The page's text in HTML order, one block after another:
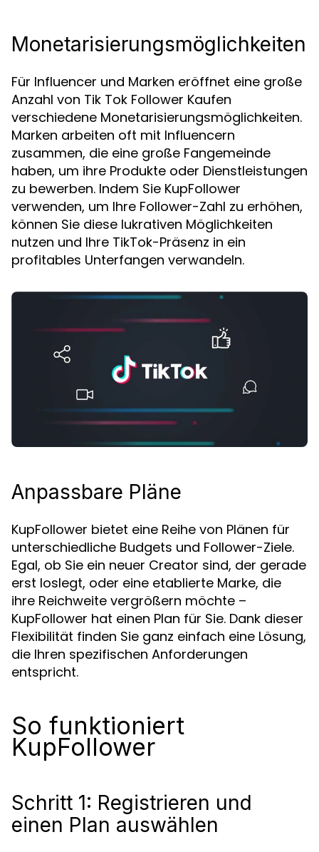
Monetarisierungsmöglichkeiten
Für Influencer und Marken eröffnet eine große
Anzahl von Tik Tok Follower Kaufen
verschiedene Monetarisierungsmöglichkeiten.
Marken arbeiten oft mit Influencern
zusammen, die eine große Fangemeinde
haben, um ihre Produkte oder Dienstleistungen
zu bewerben. Indem Sie KupFollower
verwenden, um Ihre Follower-Zahl zu erhöhen,
können Sie diese lukrativen Möglichkeiten
nutzen und Ihre TikTok-Präsenz in ein
profitables Unterfangen verwandeln.
Anpassbare Pläne
KupFollower bietet eine Reihe von Plänen für
unterschiedliche Budgets und Follower-Ziele.
Egal, ob Sie ein neuer Creator sind, der gerade
erst loslegt, oder eine etablierte Marke, die
ihre Reichweite vergrößern möchte –
KupFollower hat einen Plan für Sie. Dank dieser
Flexibilität finden Sie ganz einfach eine Lösung,
die Ihren spezifischen Anforderungen
entspricht.
So funktioniert
KupFollower
Schritt 1: Registrieren und
einen Plan auswählen